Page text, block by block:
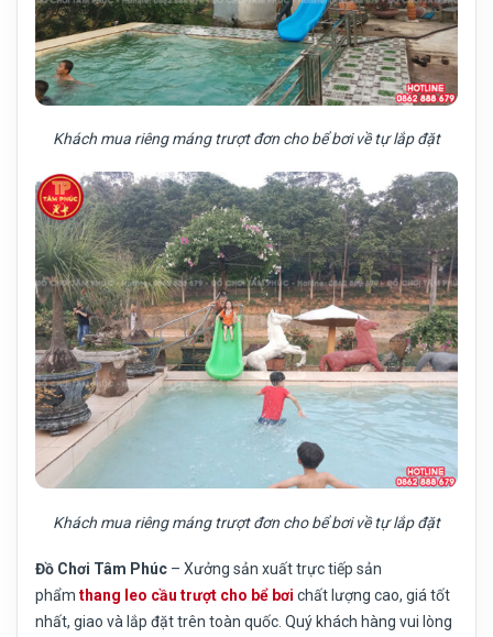
Khách mua riêng máng trượt đơn cho bể bơi về tự lắp đặt
Khách mua riêng máng trượt đơn cho bể bơi về tự lắp đặt
Đồ Chơi Tâm Phúc – Xưởng sản xuất trực tiếp sản
phẩm thang leo cầu trượt cho bể bơi chất lượng cao, giá tốt
nhất, giao và lắp đặt trên toàn quốc. Quý khách hàng vui lòng